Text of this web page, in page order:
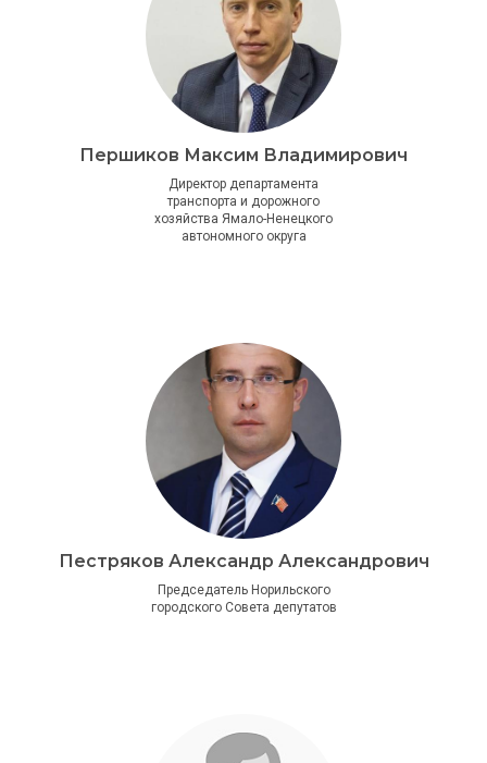
Першиков Максим Владимирович
Директор департамента
транспорта и дорожного
хозяйства Ямало-Ненецкого
автономного округа
Пестряков Александр Александрович
Председатель Норильского
городского Совета депутатов